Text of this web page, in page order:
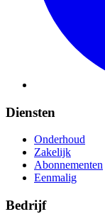
Diensten
Onderhoud
Zakelijk
Abonnementen
Eenmalig
Bedrijf